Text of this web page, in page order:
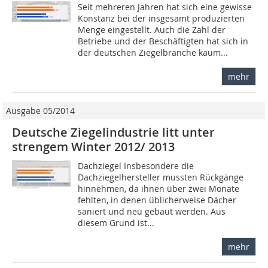
Seit mehreren Jahren hat sich eine gewisse
Konstanz bei der insgesamt produzierten
Menge eingestellt. Auch die Zahl der
Betriebe und der Beschäftigten hat sich in
der deutschen Ziegelbranche kaum...
mehr
Ausgabe 05/2014
Deutsche Ziegelindustrie litt unter
strengem Winter 2012/ 2013
Dachziegel Insbesondere die
Dachziegelhersteller mussten Rückgänge
hinnehmen, da ihnen über zwei Monate
fehlten, in denen üblicherweise Dächer
saniert und neu gebaut werden. Aus
diesem Grund ist...
mehr